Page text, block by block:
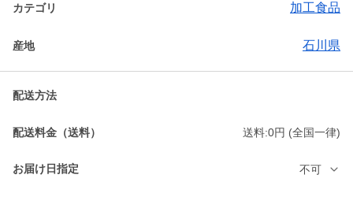
カテゴリ 加工食品
産地 石川県
配送方法
配送料金（送料） 送料:0円 (全国一律)
お届け日指定 不可